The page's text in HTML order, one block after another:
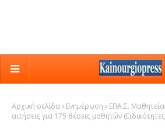
Αρχική σελίδα Ενημέρωση
ΕΠΑ.Σ.
αιτήσεις για 175 θέσεις μαθητών